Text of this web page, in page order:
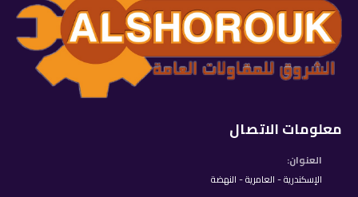
معلومات الاتصال
العنوان:
الإسكندرية - العامرية - النهضة